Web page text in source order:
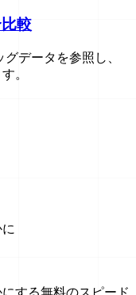
較
データを参照し、
。
する無料のスピード